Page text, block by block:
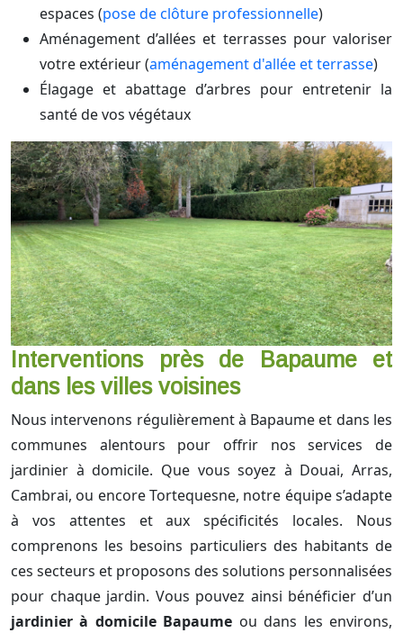
espaces (pose de clôture professionnelle)
Aménagement d’allées et terrasses pour valoriser
votre extérieur (aménagement d'allée et terrasse)
Élagage et abattage d’arbres pour entretenir la
santé de vos végétaux
Interventions près de Bapaume et
dans les villes voisines
Nous intervenons régulièrement à Bapaume et dans les
communes alentours pour offrir nos services de
jardinier à domicile. Que vous soyez à Douai, Arras,
Cambrai, ou encore Tortequesne, notre équipe s’adapte
à vos attentes et aux spécificités locales. Nous
comprenons les besoins particuliers des habitants de
ces secteurs et proposons des solutions personnalisées
pour chaque jardin. Vous pouvez ainsi bénéficier d’un
jardinier à domicile Bapaume ou dans les environs,